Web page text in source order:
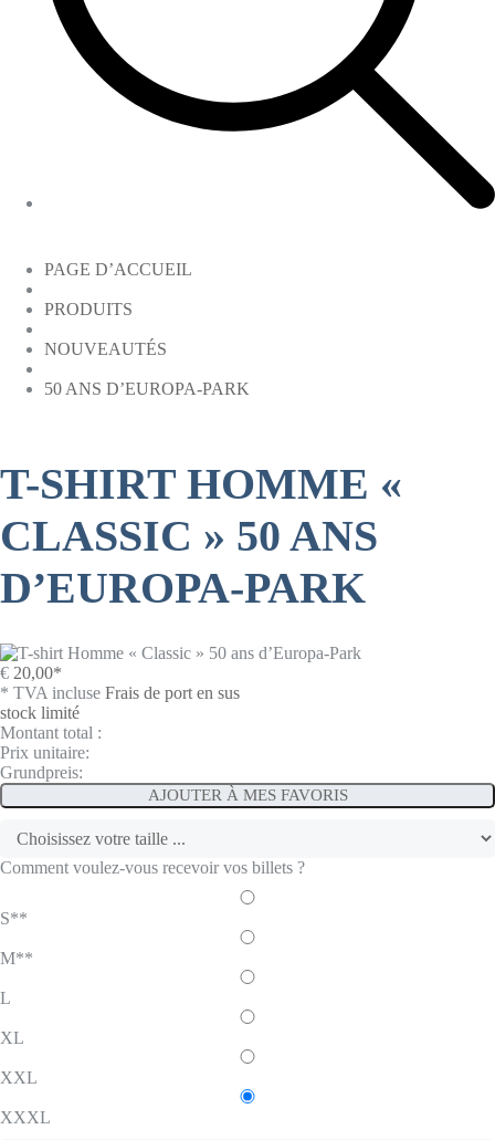
PAGE D’ACCUEIL
PRODUITS
NOUVEAUTÉS
50 ANS D’EUROPA-PARK
T-SHIRT HOMME «
CLASSIC » 50 ANS
D’EUROPA-PARK
€ 20,00*
* TVA incluse Frais de port en sus
stock limité
Montant total :
Prix unitaire:
Grundpreis:
AJOUTER À MES FAVORIS
Comment voulez-vous recevoir vos billets ?
S**
M**
L
XL
XXL
XXXL